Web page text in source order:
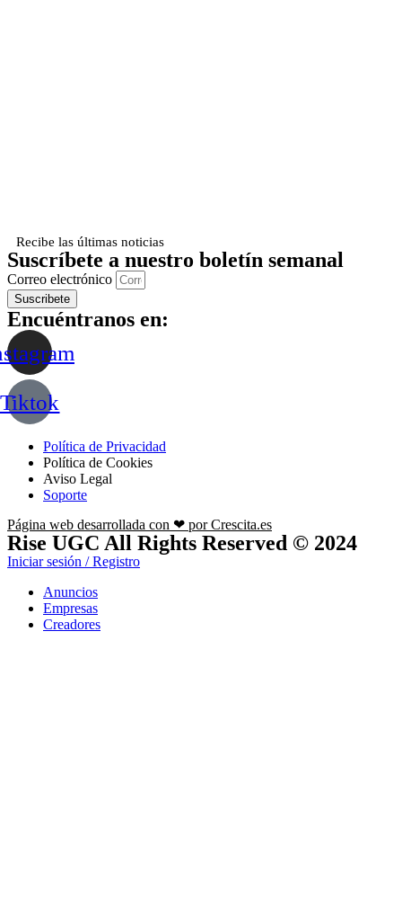
Recibe las últimas noticias
Suscríbete a nuestro boletín semanal
Correo electrónico
Suscribete
Encuéntranos en:
Tiktok
Política de Privacidad
Política de Cookies
Aviso Legal
Soporte
Página web desarrollada con ❤ por Crescita.es
Rise UGC All Rights Reserved © 2024
Iniciar sesión / Registro
Anuncios
Empresas
Creadores